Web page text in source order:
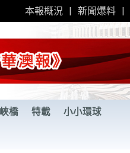
本報概況 新聞爆料
橋 特載 小小環球